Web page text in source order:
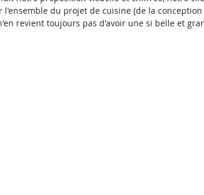
l'ensemble du projet de cuisine (de la
revient toujours pas d'avoir une si belle et